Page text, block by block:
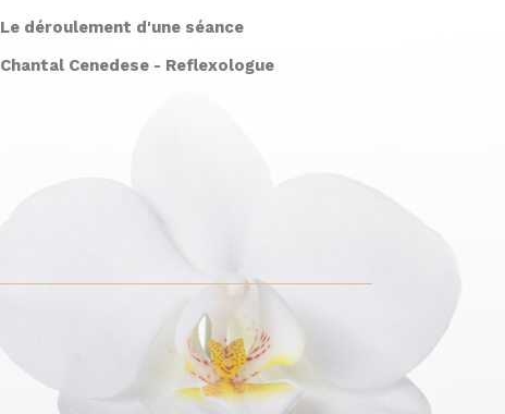
Le déroulement d'une séance
Chantal Cenedese - Reflexologue